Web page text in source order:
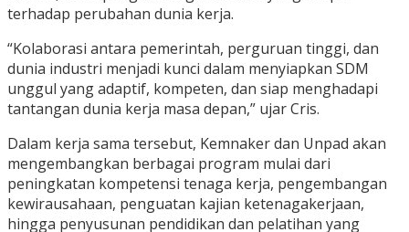
terhadap perubahan dunia kerja.
“Kolaborasi antara pemerintah, perguruan tinggi, dan
dunia industri menjadi kunci dalam menyiapkan SDM
unggul yang adaptif, kompeten, dan siap menghadapi
tantangan dunia kerja masa depan,” ujar Cris.
Dalam kerja sama tersebut, Kemnaker dan Unpad akan
mengembangkan berbagai program mulai dari
peningkatan kompetensi tenaga kerja, pengembangan
kewirausahaan, penguatan kajian ketenagakerjaan,
hingga penyusunan pendidikan dan pelatihan yang